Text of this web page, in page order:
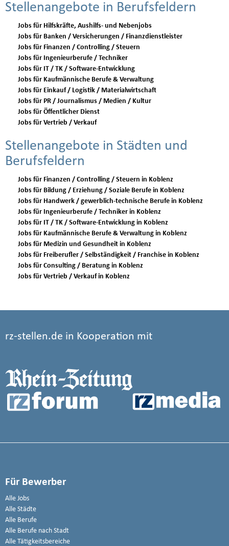
Stellenangebote in Berufsfeldern
Jobs für Hilfskräfte, Aushilfs- und Nebenjobs
Jobs für Banken / Versicherungen / Finanzdienstleister
Jobs für Finanzen / Controlling / Steuern
Jobs für Ingenieurberufe / Techniker
Jobs für IT / TK / Software-Entwicklung
Jobs für Kaufmännische Berufe & Verwaltung
Jobs für Einkauf / Logistik / Materialwirtschaft
Jobs für PR / Journalismus / Medien / Kultur
Jobs für Öffentlicher Dienst
Jobs für Vertrieb / Verkauf
Stellenangebote in Städten und
Berufsfeldern
Jobs für Finanzen / Controlling / Steuern in Koblenz
Jobs für Bildung / Erziehung / Soziale Berufe in Koblenz
Jobs für Handwerk / gewerblich-technische Berufe in Koblenz
Jobs für Ingenieurberufe / Techniker in Koblenz
Jobs für IT / TK / Software-Entwicklung in Koblenz
Jobs für Kaufmännische Berufe & Verwaltung in Koblenz
Jobs für Medizin und Gesundheit in Koblenz
Jobs für Freiberufler / Selbständigkeit / Franchise in Koblenz
Jobs für Consulting / Beratung in Koblenz
Jobs für Vertrieb / Verkauf in Koblenz
rz-stellen.de in Kooperation mit
Für Bewerber
Alle Jobs
Alle Städte
Alle Berufe
Alle Berufe nach Stadt
Alle Tätigkeitsbereiche